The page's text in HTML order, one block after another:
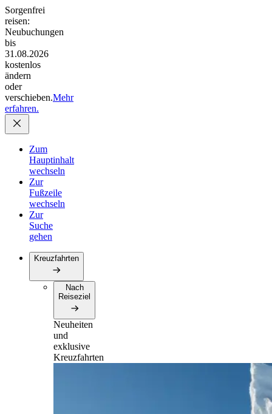
Sorgenfrei
reisen:
Neubuchungen
bis
31.08.2026
kostenlos
ändern
oder
verschieben.Mehr
erfahren.
Zum
Hauptinhalt
wechseln
Zur
Fußzeile
wechseln
Zur
Suche
gehen
Kreuzfahrten
Nach
Reiseziel
Neuheiten
und
exklusive
Kreuzfahrten